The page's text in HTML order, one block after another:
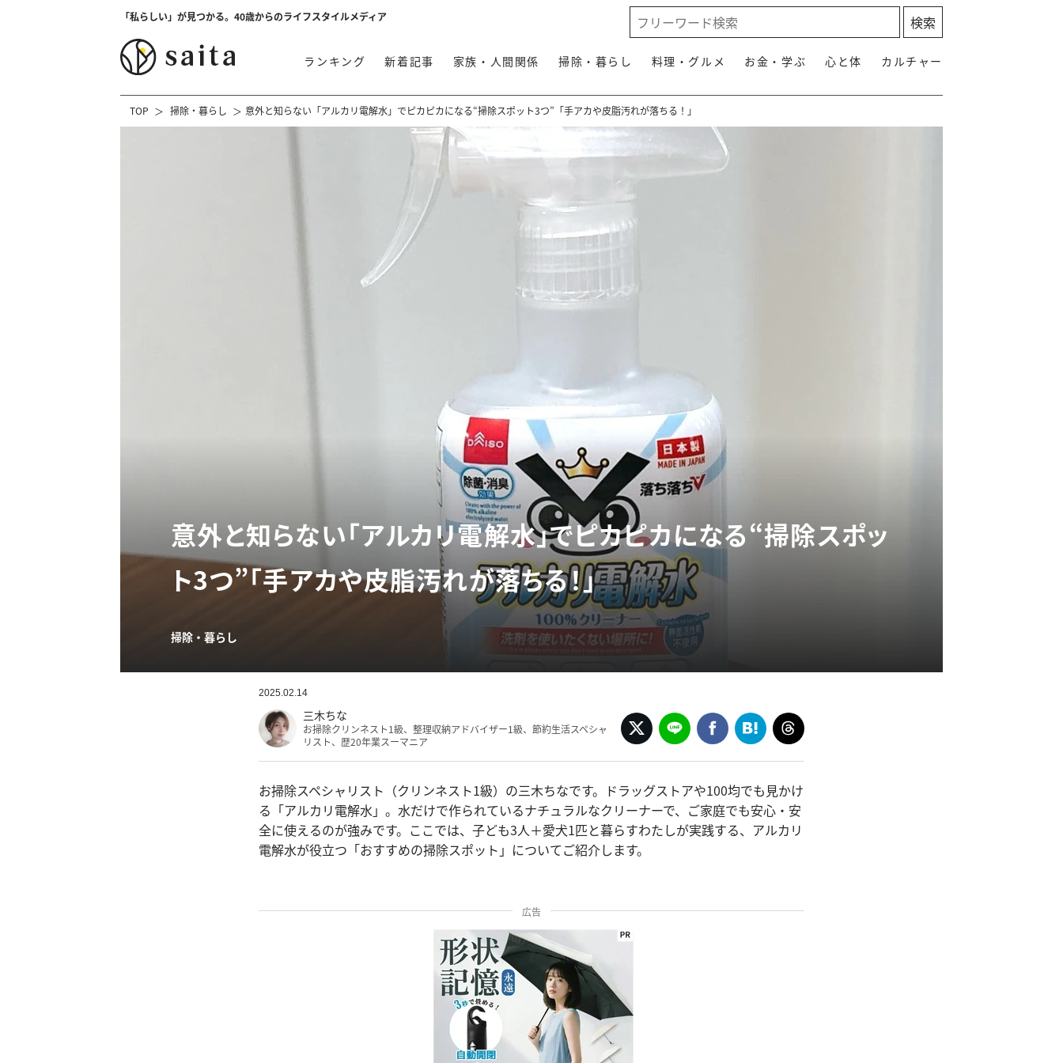
「私らしい」が見つかる。40歳からのライフスタイルメディア
ランキング 新着記事 家族・人間関係 掃除・暮らし 料理・グルメ お金・学ぶ 心と体 カルチャー
TOP 掃除・暮らし 意外と知らない「アルカリ電解水」でピカピカになる“掃除スポット3つ”「手アカや皮脂汚れが落ちる！」
意外と知らない「アルカリ電解水」でピカピカになる“掃除スポッ
ト3つ”「手アカや皮脂汚れが落ちる！」
掃除・暮らし
2025.02.14
三木ちな
お掃除クリンネスト1級、整理収納アドバイザー1級、節約生活スペシャ
リスト、歴20年業スーマニア
お掃除スペシャリスト（クリンネスト1級）の三木ちなです。ドラッグストアや100均でも見かけ
る「アルカリ電解水」。水だけで作られているナチュラルなクリーナーで、ご家庭でも安心・安
全に使えるのが強みです。ここでは、子ども3人＋愛犬1匹と暮らすわたしが実践する、アルカリ
電解水が役立つ「おすすめの掃除スポット」についてご紹介します。
広告